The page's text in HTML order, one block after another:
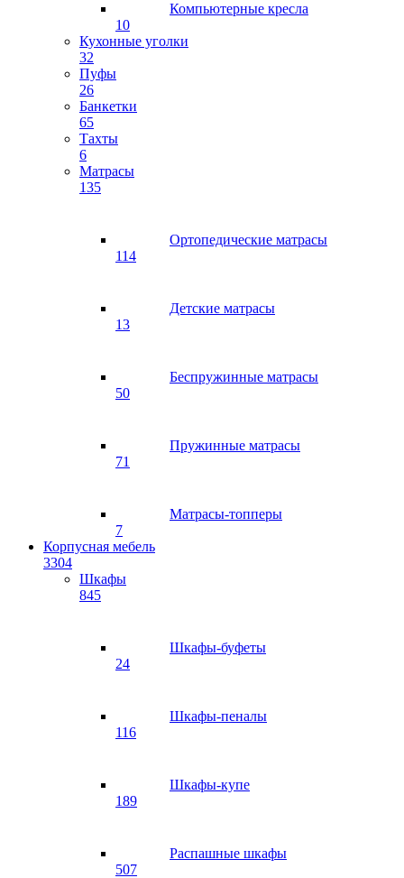
Компьютерные кресла
10
Кухонные уголки
32
Пуфы
26
Банкетки
65
Тахты
6
Матрасы
135
Ортопедические матрасы
114
Детские матрасы
13
Беспружинные матрасы
50
Пружинные матрасы
71
Матрасы-топперы
7
Корпусная мебель
3304
Шкафы
845
Шкафы-буфеты
24
Шкафы-пеналы
116
Шкафы-купе
189
Распашные шкафы
507